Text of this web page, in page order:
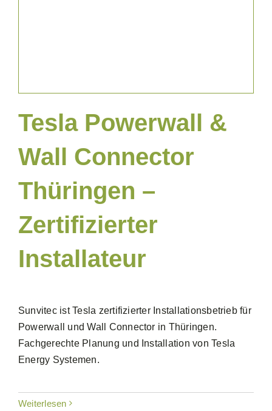
Tesla Powerwall &
Wall Connector
Thüringen –
Zertifizierter
Installateur
Sunvitec ist Tesla zertifizierter Installationsbetrieb für
Powerwall und Wall Connector in Thüringen.
Fachgerechte Planung und Installation von Tesla
Energy Systemen.
Weiterlesen